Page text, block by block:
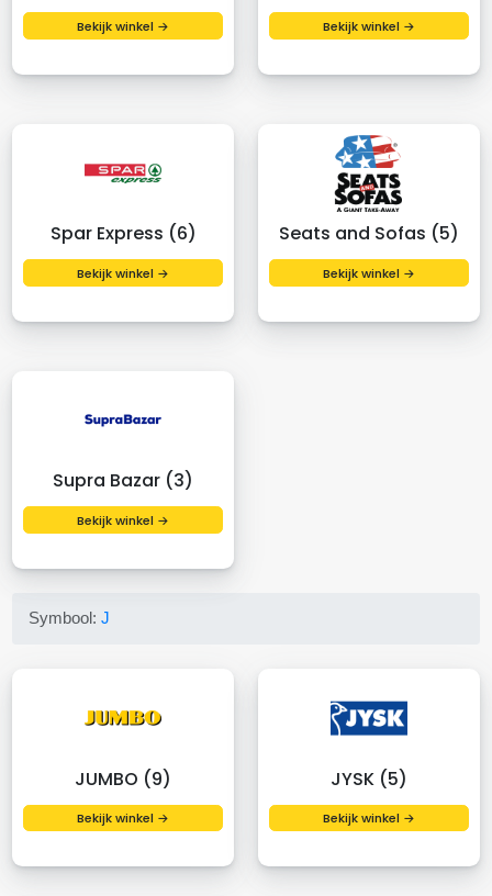
Bekijk winkel → Bekijk winkel →
Spar Express (6)
Bekijk winkel →
Seats and Sofas (5)
Bekijk winkel →
Supra Bazar (3)
Bekijk winkel →
Symbool:J
JUMBO (9)
Bekijk winkel →
JYSK (5)
Bekijk winkel →